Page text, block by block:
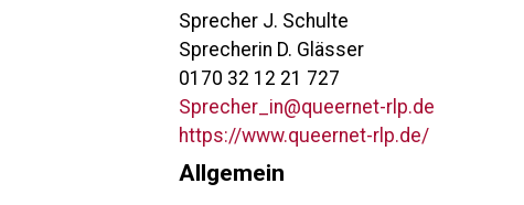
Sprecher J. Schulte
Sprecherin D. Glässer
0170 32 12 21 727
Sprecher_in@queernet-rlp.de
https://www.queernet-rlp.de/
Allgemein